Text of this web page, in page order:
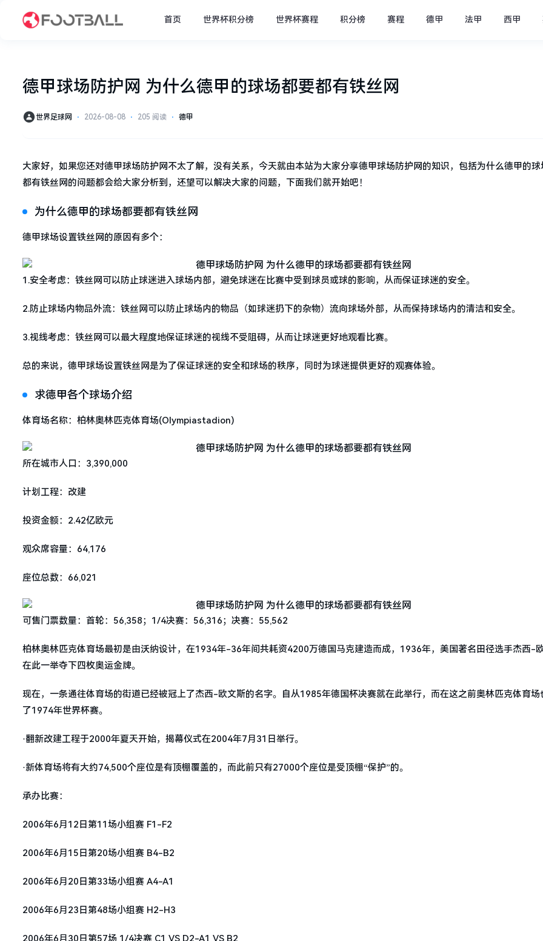
首页 世界杯积分榜 世界杯赛程 积分榜 赛程 德甲 法甲 西甲
德甲球场防护网 为什么德甲的球场都要都有铁丝网
世界足球网 ⋅ 2026-08-08 ⋅ 205 阅读 ⋅ 德甲
大家好，如果您还对德甲球场防护网不太了解，没有关系，今天就由本站为大家分享德甲球场防护网的知识，包括为什么德甲的球
都有铁丝网的问题都会给大家分析到，还望可以解决大家的问题，下面我们就开始吧！
为什么德甲的球场都要都有铁丝网
德甲球场设置铁丝网的原因有多个：
1.安全考虑：铁丝网可以防止球迷进入球场内部，避免球迷在比赛中受到球员或球的影响，从而保证球迷的安全。
2.防止球场内物品外流：铁丝网可以防止球场内的物品（如球迷扔下的杂物）流向球场外部，从而保持球场内的清洁和安全。
3.视线考虑：铁丝网可以最大程度地保证球迷的视线不受阻碍，从而让球迷更好地观看比赛。
总的来说，德甲球场设置铁丝网是为了保证球迷的安全和球场的秩序，同时为球迷提供更好的观赛体验。
求德甲各个球场介绍
体育场名称：柏林奥林匹克体育场(Olympiastadion)
所在城市人口：3,390,000
计划工程：改建
投资金额：2.42亿欧元
观众席容量：64,176
座位总数：66,021
可售门票数量：首轮：56,358；1/4决赛：56,316；决赛：55,562
柏林奥林匹克体育场最初是由沃纳设计，在1934年-36年间共耗资4200万德国马克建造而成，1936年，美国著名田径选手杰西-
在此一举夺下四枚奥运金牌。
现在，一条通往体育场的街道已经被冠上了杰西-欧文斯的名字。自从1985年德国杯决赛就在此举行，而在这之前奥林匹克体育场
了1974年世界杯赛。
·翻新改建工程于2000年夏天开始，揭幕仪式在2004年7月31日举行。
·新体育场将有大约74,500个座位是有顶棚覆盖的，而此前只有27000个座位是受顶棚“保护”的。
承办比赛：
2006年6月12日第11场小组赛 F1-F2
2006年6月15日第20场小组赛 B4-B2
2006年6月20日第33场小组赛 A4-A1
2006年6月23日第48场小组赛 H2-H3
2006年6月30日第57场 1/4决赛 C1 VS D2-A1 VS B2